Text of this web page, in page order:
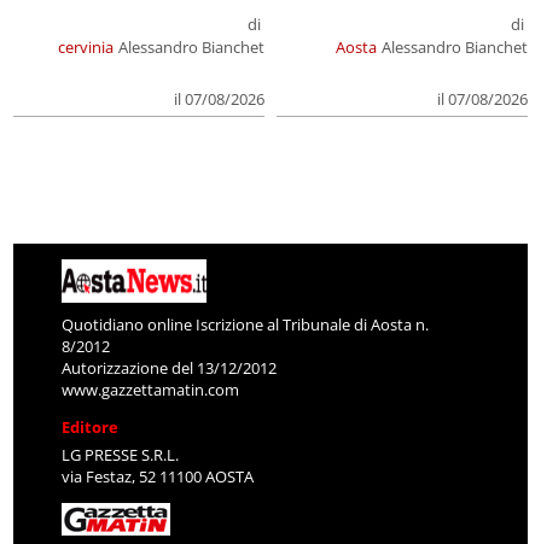
cervinia
di
Alessandro Bianchet
il 07/08/2026
Aosta
di
Alessandro Bianchet
il 07/08/2026
Quotidiano online Iscrizione al Tribunale di Aosta n.
8/2012
Autorizzazione del 13/12/2012
www.gazzettamatin.com
Editore
LG PRESSE S.R.L.
via Festaz, 52 11100 AOSTA